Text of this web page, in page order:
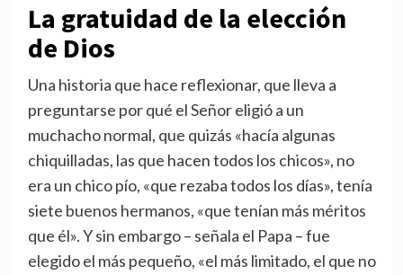
La gratuidad de la elección
de Dios
Una historia que hace reflexionar, que lleva a
preguntarse por qué el Señor eligió a un
muchacho normal, que quizás «hacía algunas
chiquilladas, las que hacen todos los chicos», no
era un chico pío, «que rezaba todos los días», tenía
siete buenos hermanos, «que tenían más méritos
que él». Y sin embargo – señala el Papa – fue
elegido el más pequeño, «el más limitado, el que no